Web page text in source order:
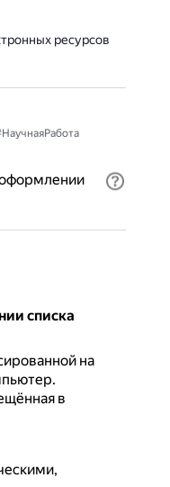
ресурсов
списка
на
в